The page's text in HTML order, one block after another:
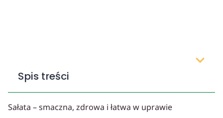
Spis treści
Sałata – smaczna, zdrowa i łatwa w uprawie